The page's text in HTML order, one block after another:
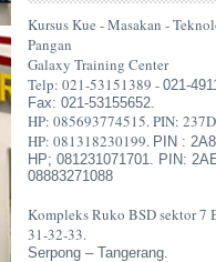
Kursus Kue - Masakan -
Pangan
Galaxy Training Center
Telp: 021-53151389 - 021-
Fax: 021-53155652.
HP: 085693774515. PIN:
HP: 081318230199. PIN :
HP; 081231071701. PIN:
08883271088
Kompleks Ruko BSD sektor 7
31-32-33.
Serpong – Tangerang.